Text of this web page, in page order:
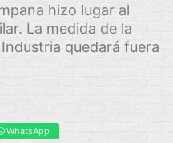
hizo lugar al
La medida de la
quedará fuera
WhatsApp